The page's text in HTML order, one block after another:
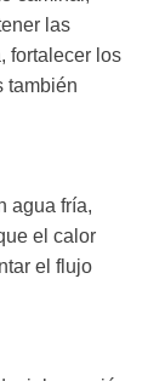
las
fortalecer los
también
agua fría,
el calor
el flujo